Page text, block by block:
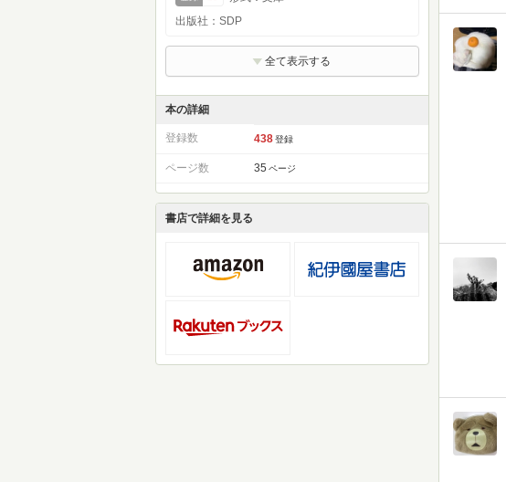
出版社：SDP
全て表示する
本の詳細
登録数 438 登録
ページ数 35 ページ
書店で詳細を見る